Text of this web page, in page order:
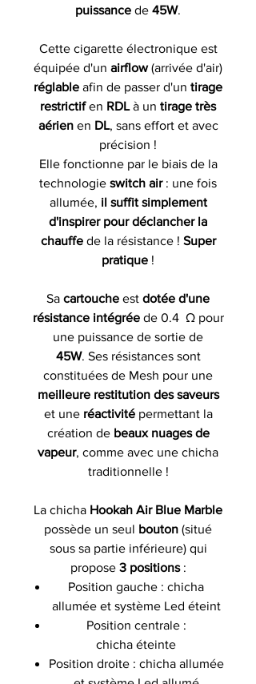
puissance de 45W.
Cette cigarette électronique est
équipée d'un airflow(arrivée d'air)
réglable afin de passer d'un tirage
restrictifen RDLà un tirage très
aérienen DL, sans effort et avec
précision !
Elle fonctionne par le biais de la
technologie switch air: une fois
allumée, il suffit simplement
d'inspirer pour déclancher la
chauffede la résistance ! Super
pratique !
Sa cartouche est dotée d'une
résistance intégréede 0.4 Ω pour
une puissance de sortie de
45W. Ses résistances sont
constituées de Mesh pour une
meilleure restitution des saveurs
et uneréactivité permettant la
création de beaux nuages de
vapeur, comme avec une chicha
traditionnelle !
La chicha Hookah Air Blue Marble
possède un seul bouton (situé
sous sa partie inférieure) qui
propose 3 positions:
Position gauche : chicha
allumée et système Led éteint
Position centrale :
chicha éteinte
Position droite : chicha allumée